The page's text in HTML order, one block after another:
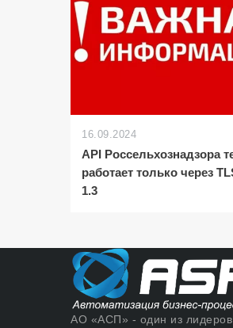
16.09.2024
API Россельхознадзора
работает только через
1.3
АО «АСП» - один из лидеров